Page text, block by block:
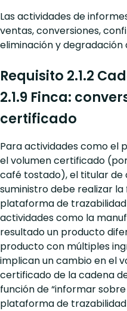
Las actividades de
ventas, conversiones,
eliminación y
Requisito 2.1.2
2.1.9 Finca:
certificado
Para actividades como el
el volumen certificado
café tostado), el titular de
suministro debe realizar la
plataforma de
actividades como la
resultado un producto
producto con múltiples
implican un cambio en el
certificado de la cadena
función de “informar
plataforma de